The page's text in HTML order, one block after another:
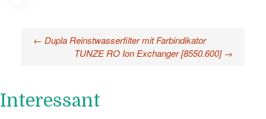
Beitragsnavigation
← Dupla Reinstwasserfilter mit Farbindikator
TUNZE RO Ion Exchanger [8550.600] →
Interessant